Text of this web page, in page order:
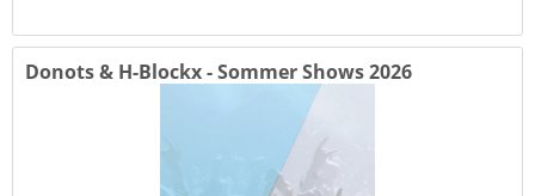
Donots & H-Blockx - Sommer Shows 2026